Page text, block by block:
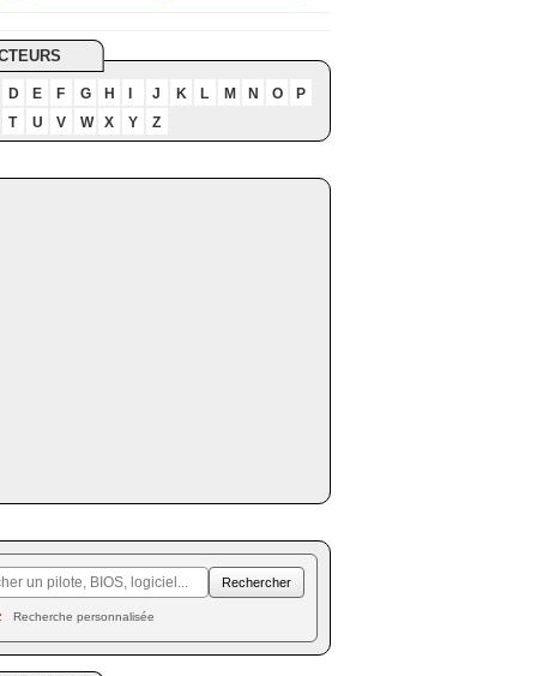
D E F G H J K L M N O
P
T
U V W X Y Z
Recherche personnalisée